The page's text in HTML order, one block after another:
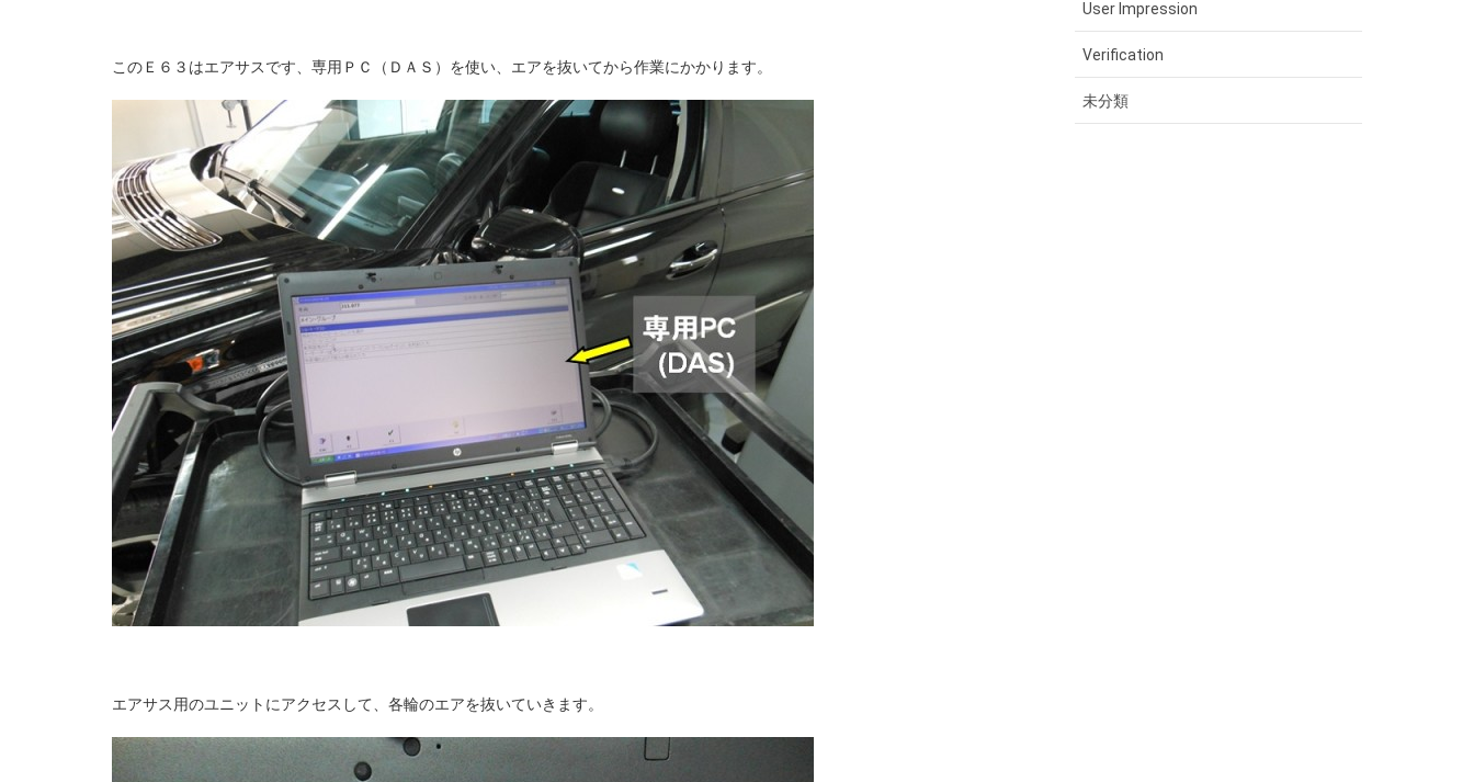
このＥ６３はエアサスです、専用ＰＣ（ＤＡＳ）を使い、エアを抜いてから作業にかかります。
エアサス用のユニットにアクセスして、各輪のエアを抜いていきます。
User Impression
Verification
未分類